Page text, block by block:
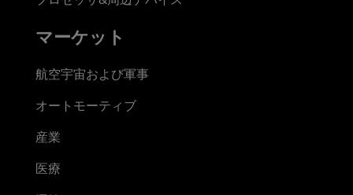
マーケット
航空宇宙および軍事
オートモーティブ
産業
医療